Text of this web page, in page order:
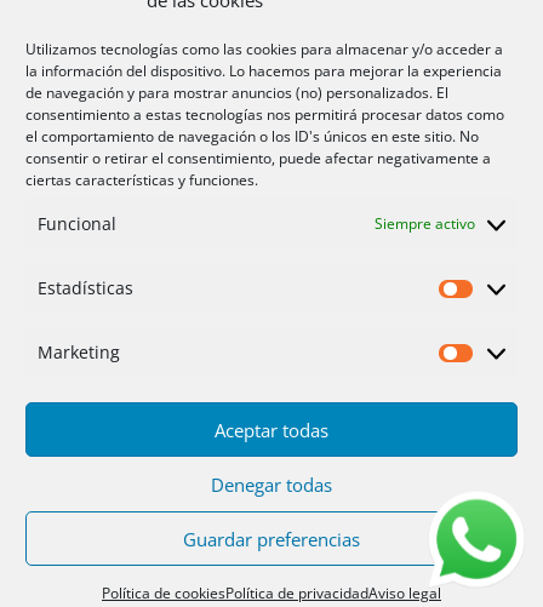
Utilizamos tecnologías como las cookies para almacenar y/o acceder a
la información del dispositivo. Lo hacemos para mejorar la experiencia
de navegación y para mostrar anuncios (no) personalizados. El
consentimiento a estas tecnologías nos permitirá procesar datos como
el comportamiento de navegación o los ID's únicos en este sitio. No
consentir o retirar el consentimiento, puede afectar negativamente a
ciertas características y funciones.
Funcional Siempre activo
Estadísticas
Marketing
Aceptar todas
Denegar todas
Guardar preferencias
Política de cookiesPolítica de privacidadAviso legal
Aire acondicionado Alicante
Aire acondicionador Murcia
Aire acondicionado San Juan
Privacidad
Servicios Fotos
Placas solares
Ofertas 2025/26 Contacto
DiseñoPC64| HostingDonCloud|Floridia
Soluciones